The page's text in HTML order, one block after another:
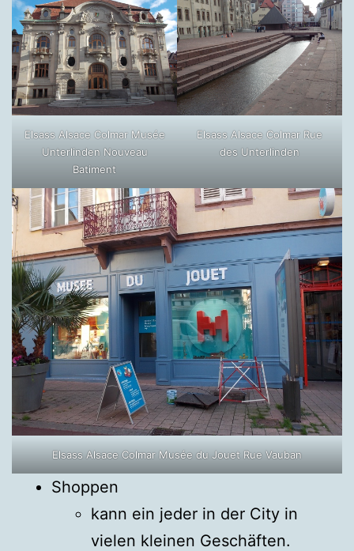
Elsass Alsace Colmar Musée
Unterlinden Nouveau
Batiment
Elsass Alsace Colmar Rue
des Unterlinden
Elsass Alsace Colmar Musée du Jouet Rue Vauban
Shoppen
kann ein jeder in der City in
vielen kleinen Geschäften.